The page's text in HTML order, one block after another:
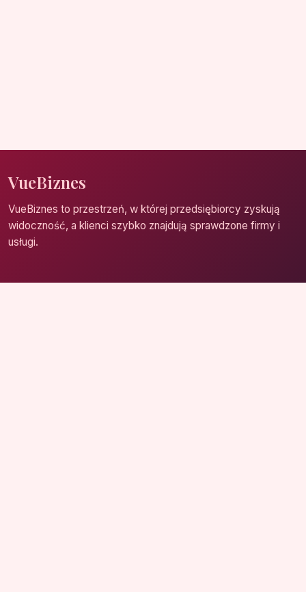
VueBiznes
VueBiznes to przestrzeń, w której przedsiębiorcy zyskują
widoczność, a klienci szybko znajdują sprawdzone firmy i
usługi.